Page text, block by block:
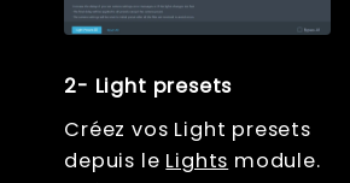
2- Light presets
Créez vos Light presets
depuis le Lights module.